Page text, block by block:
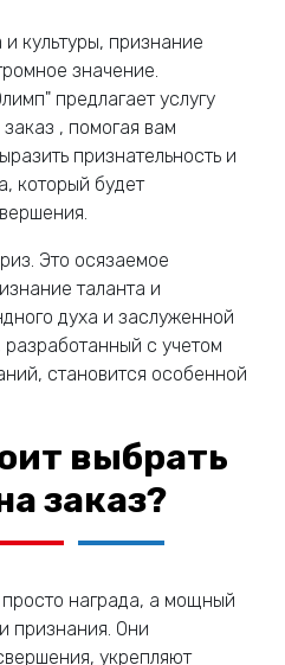
культуры, признание
значение.
предлагает услугу
, помогая вам
признательность и
который будет
Это осязаемое
таланта и
духа и заслуженной
с учетом
становится особенной
выбрать
заказ?
награда, а мощный
признания. Они
укрепляют